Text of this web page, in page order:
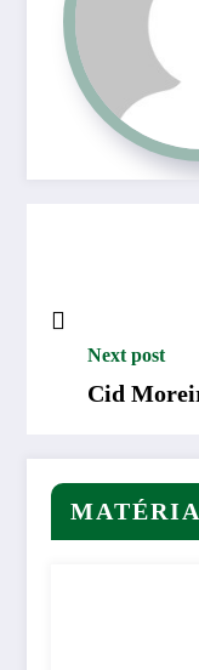
Next post
Cid